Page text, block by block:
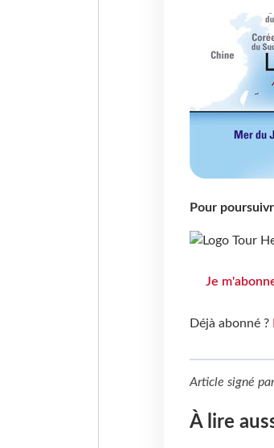
Pour
Je
Déjà abonné ?
Article signé
À lire